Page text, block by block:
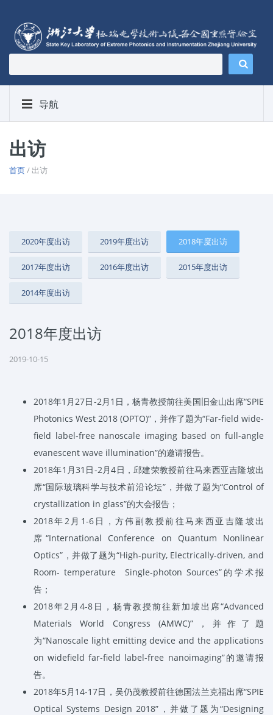
导航
出访
首页/ 出访
2020年度出访 2019年度出访 2018年度出访
2017年度出访 2016年度出访 2015年度出访
2014年度出访
2018年度出访
2019-10-15
2018年1 月 27日-2 月 1 日，杨青教授前往美国旧金山出席“SPIE
Photonics West 2018 (OPTO)” ，并作了题为“Far-field wide-
field label-free nanoscale imaging based on full-angle
evanescent wave illumination”的邀请报告。
2018年1 月31 日-2 月4日，邱建荣教授前往马来西亚吉隆坡出
席“国际玻璃科学与技术前沿论坛” ，并做了题为“Control of
crystallization in glass”的大会报告；
2018年 2 月 1-6日，方伟副教授前往马来西亚吉隆坡出
席“International Conference on Quantum Nonlinear
Optics” ，并做了题为“High-purity, Electrically-driven, and
Room- temperature Single-photon Sources” 的学术报
告；
2018年2 月 4-8 日，杨青教授前往新加坡出席“Advanced
Materials World Congress (AMWC)”，并作了题
为“Nanoscale light emitting device and the applications
on widefield far-field label-free nanoimaging”的邀请报
告。
2018年5月 14-17日，吴仍茂教授前往德国法兰克福出席“SPIE
Optical Systems Design 2018” ，并做了题为“Designing